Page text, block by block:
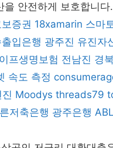
을 안전하게 보호합니
증권 18xamarin 스마
입은행 광주진 유진자
프생명보험 전남진 경
속도 측정
Moodys threads79
저축은행 광주은행